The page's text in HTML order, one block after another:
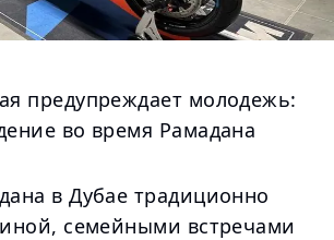
предупреждает молодежь:
во время Рамадана
в Дубае традиционно
семейными встречами